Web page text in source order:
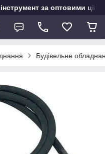
за оптовими
Будівельне